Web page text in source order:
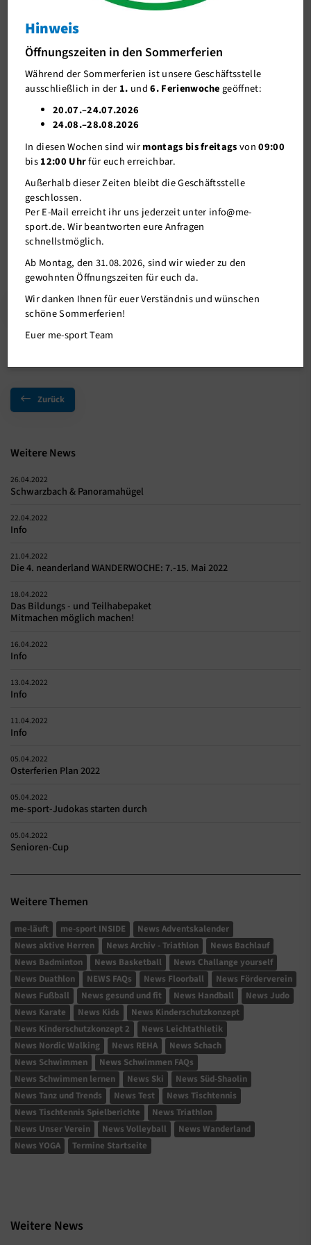
Yoga Workshop
Regenerationsyoga für Sportler- Jetzt anmelden! (für
Mitglieder & Nicht-Mitglieder)
den 23.04.2020 von 12:00 – 14:00 Uhr.
Regenerationszeit. Dabei kann das Regenerationsyoga sowohl auf
der körperlichen, als auch auf der mentalen Ebene unterstützend
wirken.
Daher ist die Einheit ist auch für Einsteiger geeignet, die
unterstützende regenerierende Übungen für ihr eigenes Training
suchen.
zur Anmeldung
Zurück
Weitere News
26.04.2022
Schwarzbach & Panoramahügel
22.04.2022
Info
21.04.2022
Die 4. neanderland WANDERWOCHE: 7.-15. Mai 2022
18.04.2022
Das Bildungs - und Teilhabepaket
Mitmachen möglich machen!
16.04.2022
Info
13.04.2022
Info
11.04.2022
Info
05.04.2022
Osterferien Plan 2022
05.04.2022
me-sport-Judokas starten durch
05.04.2022
Senioren-Cup
Weitere Themen
me-läuft me-sport INSIDE
News Adventskalender
News aktive Herren
News Archiv - Triathlon
News Bachlauf
News Badminton
News Basketball
News Challange yourself
News Duathlon
NEWS FAQs News Floorball
News Förderverein
News Fußball
News gesund und fit News Handball
News Judo
News Karate
News Kids
News Kinderschutzkonzept
News Kinderschutzkonzept 2
News Leichtathletik
News Nordic Walking
News REHA
News Schach
News Schwimmen
News Schwimmen FAQs
News Schwimmen lernen
News Ski
News Süd-Shaolin
News Tanz und Trends
News Test
News Tischtennis
News Tischtennis Spielberichte
News Triathlon
News Unser Verein
News Volleyball
News Wanderland
News YOGA
Termine Startseite
Weitere News
J-Team
Stellenangebote
Förderverein me-sport e.V.
Mitgliederservice
Verantwortung
Hinweis
Öffnungszeiten in den Sommerferien
Während der Sommerferien ist unsere Geschäftsstelle
ausschließlich in der 1. und6. Ferienwochegeöffnet:
20.07.–24.07.2026
24.08.–28.08.2026
In diesen Wochen sind wirmontags bis freitagsvon09:00
bis12:00 Uhrfür euch erreichbar.
Außerhalb dieser Zeiten bleibt die Geschäftsstelle
geschlossen.
Per E-Mail erreicht ihr uns jederzeit unter info@me-
sport.de. Wir beantworten eure Anfragen
schnellstmöglich.
Ab Montag, den 31.08.2026, sind wir wieder zu den
gewohnten Öffnungszeiten für euch da.
Wir danken Ihnen für euer Verständnis und wünschen
schöne Sommerferien!
Euer me-sport Team